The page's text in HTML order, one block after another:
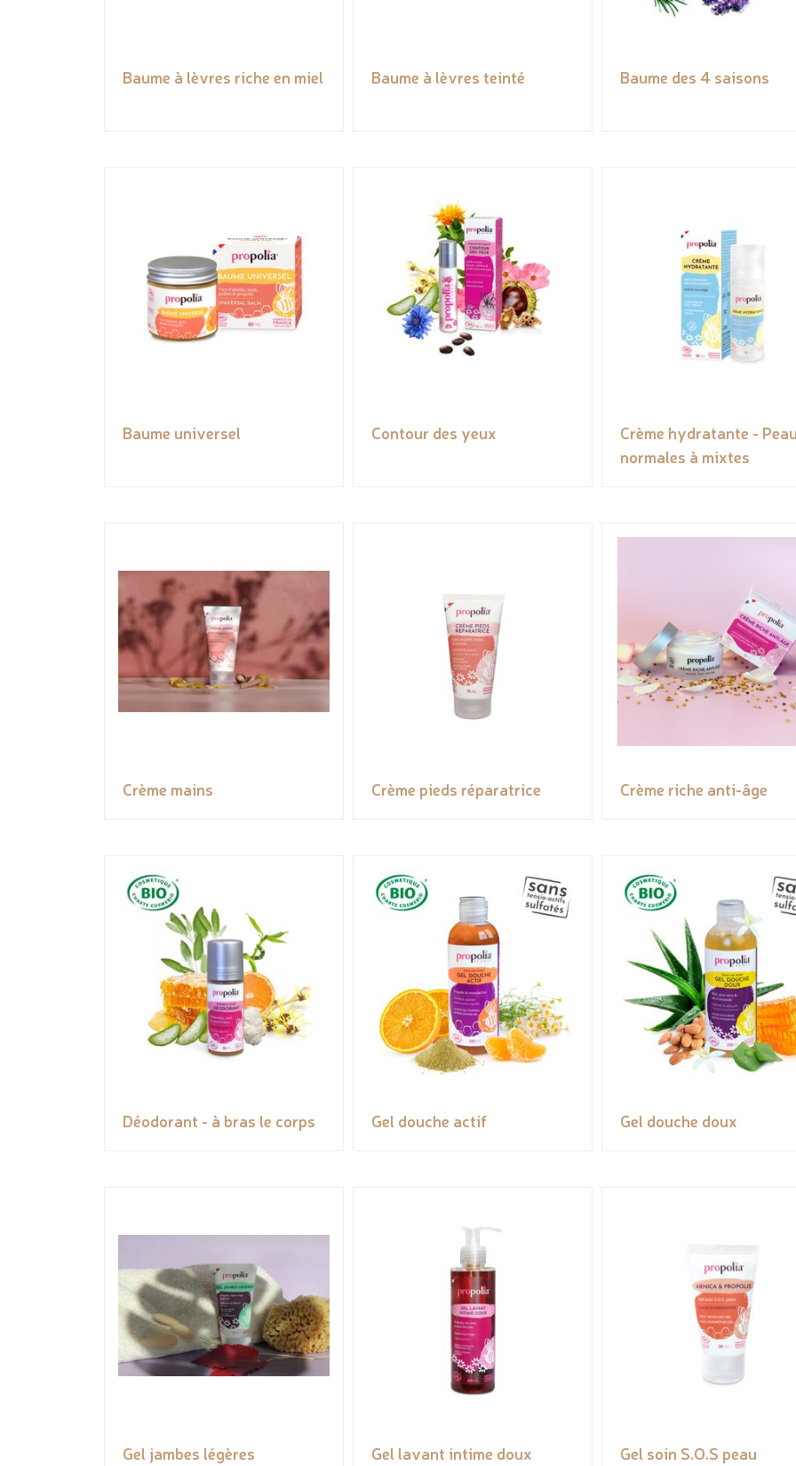
Baume à lèvres riche en miel Baume à lèvres teinté Baume des 4 saisons
Baume universel Contour des yeux
Crème hydratante -
normales à mixtes
Crème mains Crème pieds réparatrice Crème riche anti-âge
Déodorant - à bras le corps Gel douche actif Gel douche doux
Gel jambes légères Gel lavant intime doux Gel soin S.O.S peau